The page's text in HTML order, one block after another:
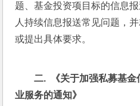
题、基金投资项目标的信息
人持续信息报送常见问题，
或提出具体要求。
二.
《关于加强私募基
业服务的通知》